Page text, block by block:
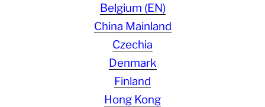
Belgium (EN)
China Mainland
Czechia
Denmark
Finland
Hong Kong